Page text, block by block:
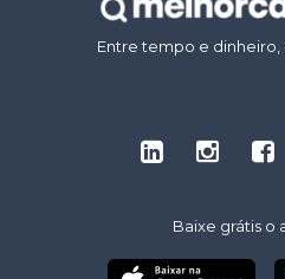
Entre tempo e dinheiro,
Baixe grátis o